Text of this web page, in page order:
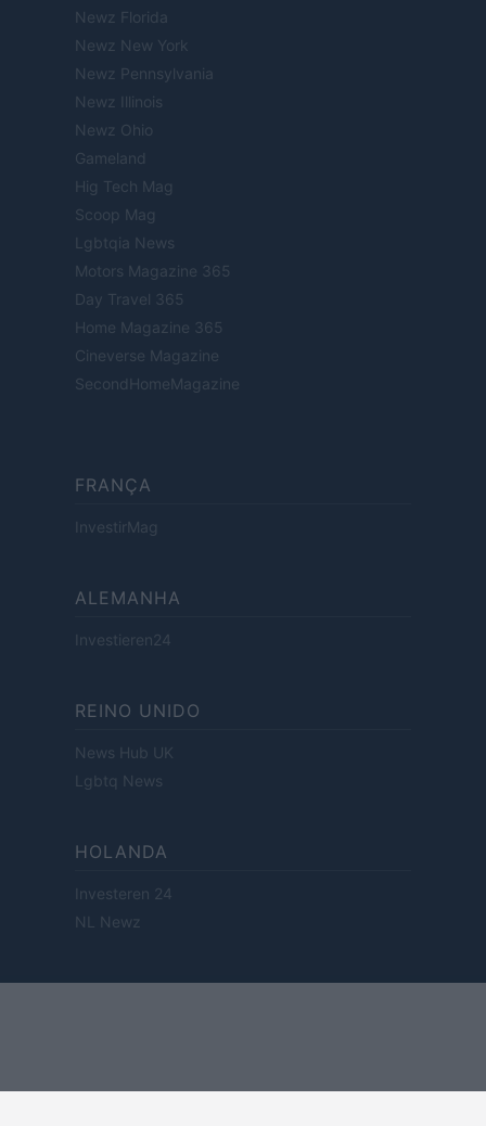
Newz Florida
Newz New York
Newz Pennsylvania
Newz Illinois
Newz Ohio
Gameland
Hig Tech Mag
Scoop Mag
Lgbtqia News
Motors Magazine 365
Day Travel 365
Home Magazine 365
Cineverse Magazine
SecondHomeMagazine
FRANÇA
InvestirMag
ALEMANHA
Investieren24
REINO UNIDO
News Hub UK
Lgbtq News
HOLANDA
Investeren 24
NL Newz